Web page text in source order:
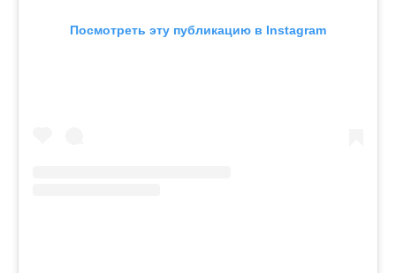
Посмотреть эту публикацию в Instagram